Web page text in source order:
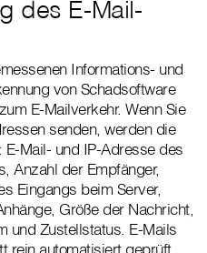
des E-Mail-
Informations- und
von Schadsoftware
E-Mailverkehr. Wenn Sie
senden, werden die
Mail- und IP-Adresse des
Anzahl der Empfänger,
Eingangs beim Server,
Größe der Nachricht,
und Zustellstatus. E-Mails
rein automatisiert geprüft.